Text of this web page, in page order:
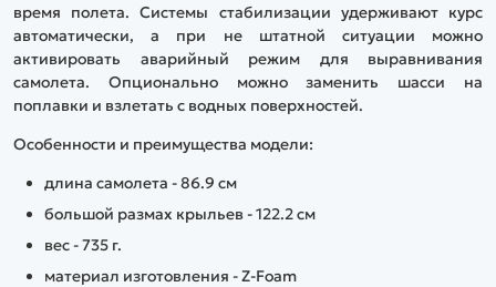
время полета. Системы стабилизации удерживают курс
автоматически, а при не штатной ситуации можно
активировать аварийный режим для выравнивания
самолета. Опционально можно заменить шасси на
поплавки и взлетать с водных поверхностей.
Особенности и преимущества модели:
длина самолета - 86.9 см
большой размах крыльев - 122.2 см
вес - 735 г.
материал изготовления - Z-Foam